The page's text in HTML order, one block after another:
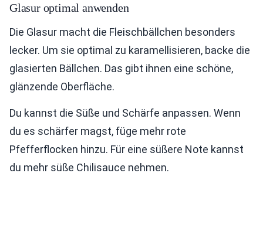
Glasur optimal anwenden
Die Glasur macht die Fleischbällchen besonders
lecker. Um sie optimal zu karamellisieren, backe die
glasierten Bällchen. Das gibt ihnen eine schöne,
glänzende Oberfläche.
Du kannst die Süße und Schärfe anpassen. Wenn
du es schärfer magst, füge mehr rote
Pfefferflocken hinzu. Für eine süßere Note kannst
du mehr süße Chilisauce nehmen.